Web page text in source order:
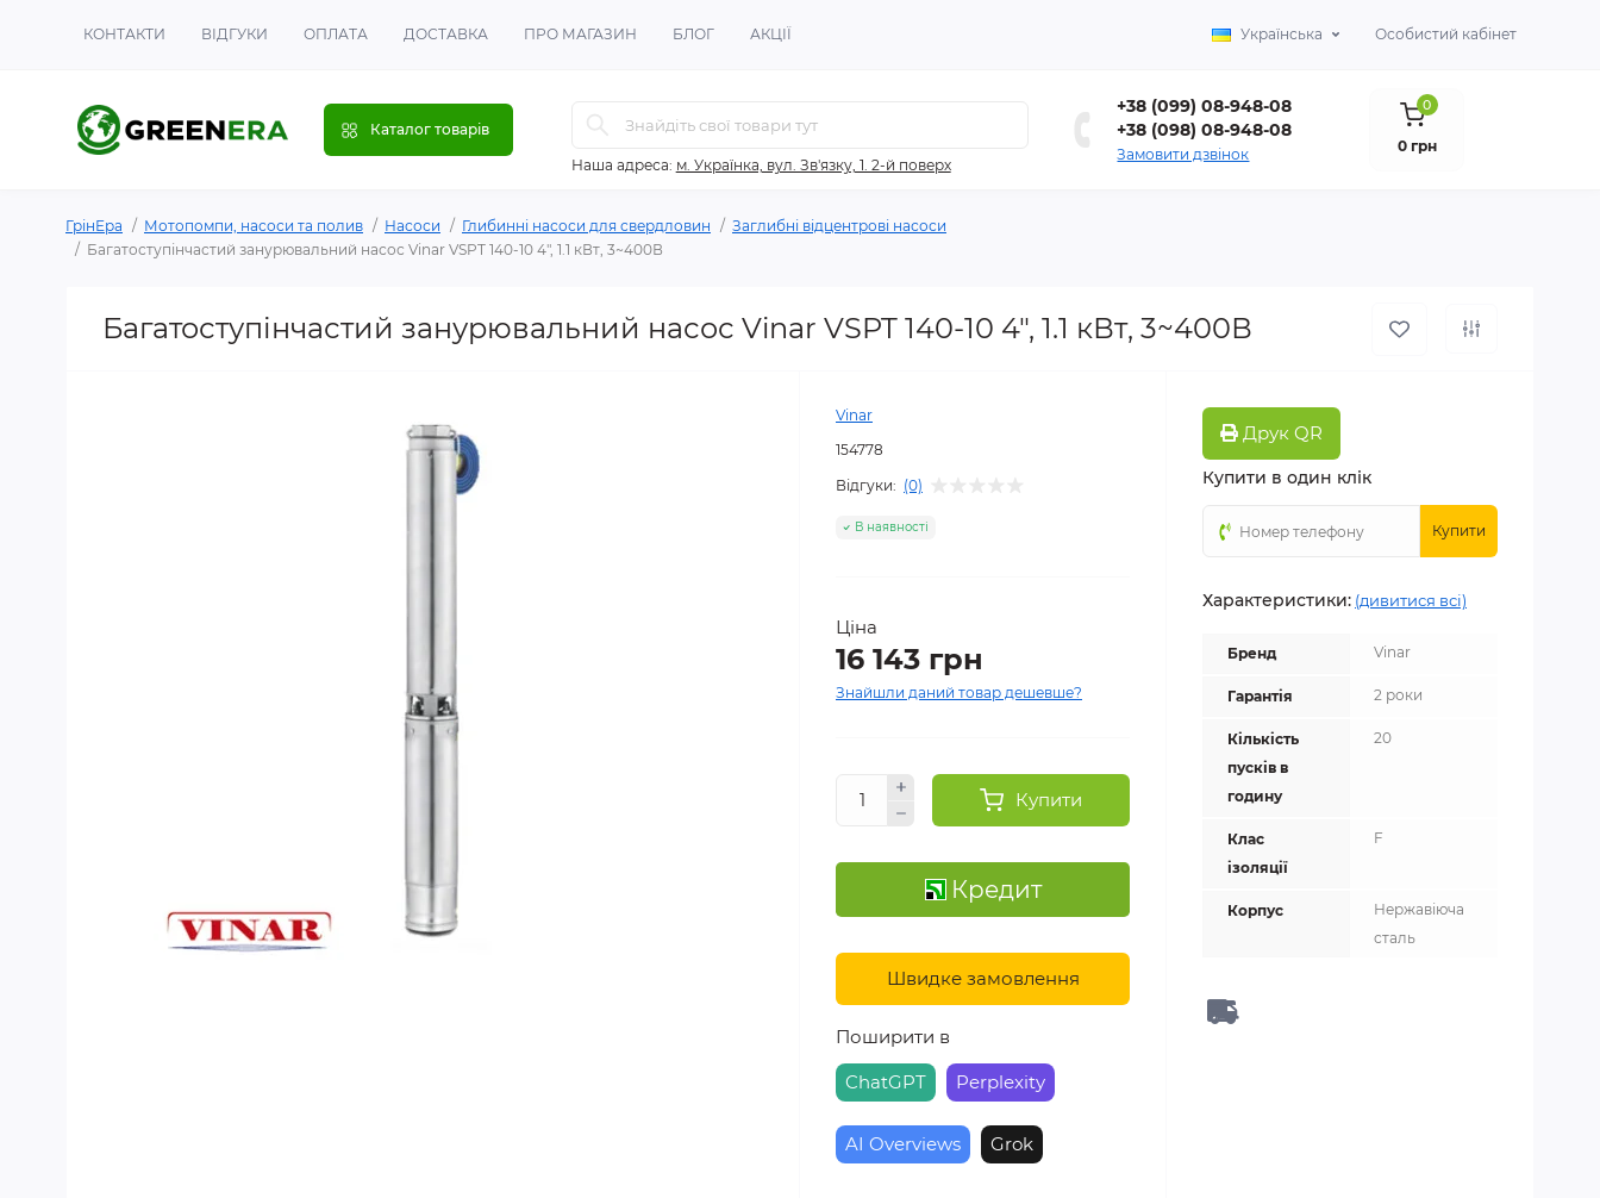
КОНТАКТИ ВІДГУКИ ОПЛАТА ДОСТАВКА ПРО МАГАЗИН БЛОГ АКЦІЇ Українська Особистий кабінет
Каталог товарів
Наша адреса: м. Українка, вул. Зв'язку, 1. 2-й поверх
+38 (099) 08-948-08
+38 (098) 08-948-08
Замовити дзвінок
0
0 грн
ГрінЕра Мотопомпи, насоси та полив Насоси Глибинні насоси для свердловин
Заглибні відцентрові насоси
Багатоступінчастий занурювальний насос Vinar VSPT 140-10 4", 1.1 кВт, 3~400В
Багатоступінчастий занурювальний насос Vinar VSPT 140-10 4", 1.1 кВт, 3~400В
Vinar
154778
Відгуки: (0)
В наявності
Ціна
16 143 грн
Знайшли даний товар дешевше?
Купити
Кредит
Швидке замовлення
Поширити в
ChatGPT
Perplexity
AI Overviews Grok
Друк QR
Купити в один клік
Купити
Характеристики: (дивитися всі)
Бренд Vinar
Гарантія 2 роки
Кількість
пусків в
годину
20
Клас
ізоляції
F
Корпус
Нержавіюча
сталь